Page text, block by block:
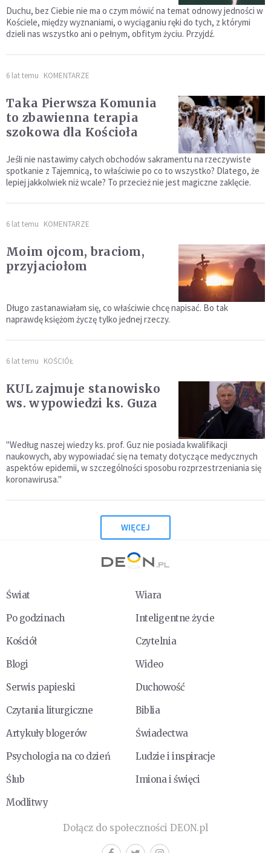
Duchu, bez Ciebie nie ma o czym mówić na temat odnowy jedności w
Kościele, między wyznaniami, o wyciąganiu ręki do tych, z którymi
dzieli nas wszystko ani o pełnym, obfitym życiu. Przyjdź.
6 lat temu KOMENTARZE
Taka Pierwsza Komunia
to zbawienna terapia
szokowa dla Kościoła
Jeśli nie nastawimy całych obchodów sakramentu na rzeczywiste
spotkanie z Tajemnicą, to właściwie po co to wszystko? Dlatego, że
lepiej jakkolwiek niż wcale? To przecież nie jest magiczne zaklęcie.
6 lat temu KOMENTARZE
Moim ojcom, braciom,
przyjaciołom
Długo zastanawiałam się, co właściwie chcę napisać. Bo tak
naprawdę księżom życzę tylko jednej rzeczy.
6 lat temu KOŚCIÓŁ
KUL zajmuje stanowisko
ws. wypowiedzi ks. Guza
"Według naszej wiedzy ks. prof. Guz nie posiada kwalifikacji
naukowych, aby wypowiadać się na tematy dotyczące medycznych
aspektów epidemii, w szczególności sposobu rozprzestrzeniania się
koronawirusa."
WIĘCEJ
Świat
Wiara
Po godzinach
Inteligentne życie
Kościół
Czytelnia
Blogi
Wideo
Serwis papieski
Duchowość
Czytania liturgiczne
Biblia
Artykuły blogerów
Świadectwa
Psychologia na co dzień
Ludzie i inspiracje
Ślub
Imiona i święci
Modlitwy
Dołącz do społeczności DEON.pl